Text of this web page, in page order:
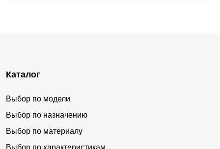
Каталог
Выбор по модели
Выбор по назначению
Выбор по материалу